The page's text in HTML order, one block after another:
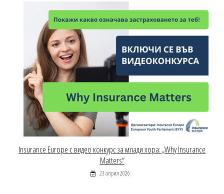
Insurance Europe с видео конкурс за млади хора: „Why Insurance
Matters“
23 април 2026